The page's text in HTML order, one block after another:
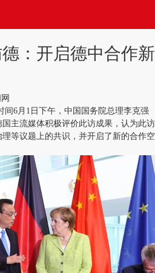
：开启德中合作新
6月1日下午，中国国务院总理李克强
主流媒体积极评价此访成果，认为此访
等议题上的共识，并开启了新的合作空